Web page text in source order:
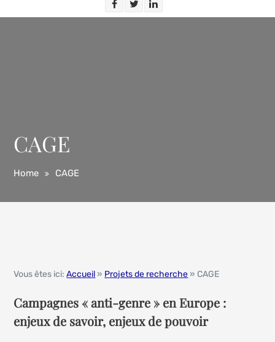
CAGE
Home CAGE
Vous êtes ici:Accueil» Projets de recherche» CAGE
Campagnes « anti-genre » en Europe :
enjeux de savoir, enjeux de pouvoir